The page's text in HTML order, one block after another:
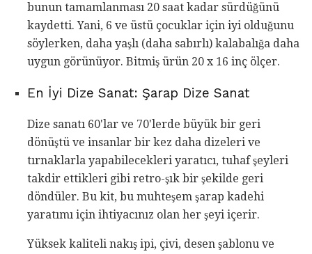
bunun tamamlanması 20 saat kadar sürdüğünü
kaydetti. Yani, 6 ve üstü çocuklar için iyi olduğunu
söylerken, daha yaşlı (daha sabırlı) kalabalığa daha
uygun görünüyor. Bitmiş ürün 20 x 16 inç ölçer.
En İyi Dize Sanat: Şarap Dize Sanat
Dize sanatı 60'lar ve 70'lerde büyük bir geri
dönüştü ve insanlar bir kez daha dizeleri ve
tırnaklarla yapabilecekleri yaratıcı, tuhaf şeyleri
takdir ettikleri gibi retro-şık bir şekilde geri
döndüler. Bu kit, bu muhteşem şarap kadehi
yaratımı için ihtiyacınız olan her şeyi içerir.
Yüksek kaliteli nakış ipi, çivi, desen şablonu ve